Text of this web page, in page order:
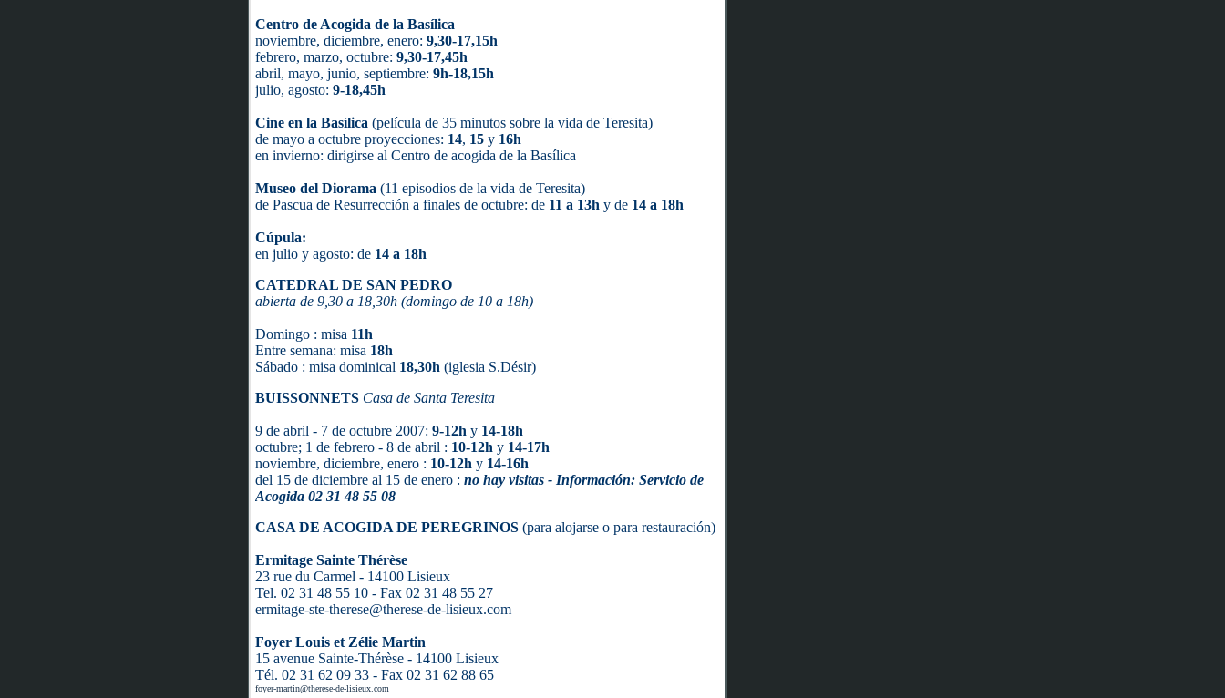
Centro de Acogida de la Basílica
noviembre, diciembre, enero: 9,30-17,15h
febrero, marzo, octubre: 9,30-17,45h
abril, mayo, junio, septiembre: 9h-18,15h
julio, agosto: 9-18,45h
Cine en la Basílica (película de 35 minutos sobre la vida de Teresita)
de mayo a octubre proyecciones: 14, 15 y 16h
en invierno: dirigirse al Centro de acogida de la Basílica
Museo del Diorama (11 episodios de la vida de Teresita)
de Pascua de Resurrección a finales de octubre: de 11 a 13h y de 14 a 18h
Cúpula:
en julio y agosto: de 14 a 18h
CATEDRAL DE SAN PEDRO
abierta de 9,30 a 18,30h (domingo de 10 a 18h)
Domingo : misa 11h
Entre semana: misa 18h
Sábado : misa dominical 18,30h (iglesia S.Désir)
BUISSONNETS Casa de Santa Teresita
9 de abril - 7 de octubre 2007: 9-12h y 14-18h
octubre; 1 de febrero - 8 de abril : 10-12h y 14-17h
noviembre, diciembre, enero : 10-12h y 14-16h
del 15 de diciembre al 15 de enero : no hay visitas - Información: Servicio de
Acogida 02 31 48 55 08
CASA DE ACOGIDA DE PEREGRINOS (para alojarse o para restauración)
Ermitage Sainte Thérèse
23 rue du Carmel - 14100 Lisieux
Tel. 02 31 48 55 10 - Fax 02 31 48 55 27
ermitage-ste-therese@therese-de-lisieux.com
Foyer Louis et Zélie Martin
15 avenue Sainte-Thérèse - 14100 Lisieux
Tél. 02 31 62 09 33 - Fax 02 31 62 88 65
foyer-martin@therese-de-lisieux.com